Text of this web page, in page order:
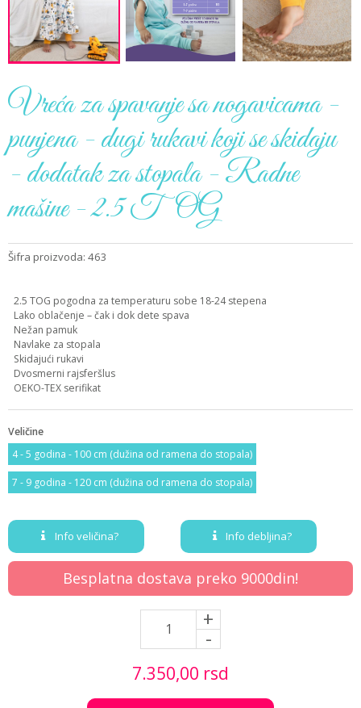
Vreća za spavanje sa nogavicama -
punjena - dugi rukavi koji se skidaju
- dodatak za stopala - Radne
mašine - 2.5 TOG
Šifra proizvoda: 463
2.5 TOG pogodna za temperaturu sobe 18-24 stepena
Lako oblačenje – čak i dok dete spava
Nežan pamuk
Navlake za stopala
Skidajući rukavi
Dvosmerni rajsferšlus
OEKO-TEX serifikat
Veličine
4 - 5 godina - 100 cm (dužina od ramena do stopala)
7 - 9 godina - 120 cm (dužina od ramena do stopala)
Info veličina? Info debljina?
Besplatna dostava preko 9000din!
+
-
7.350,00 rsd